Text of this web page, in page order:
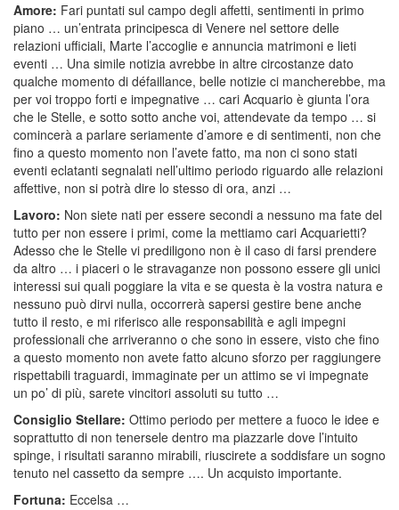
Amore: Fari puntati sul campo degli affetti, sentimenti in primo
piano … un’entrata principesca di Venere nel settore delle
relazioni ufficiali, Marte l’accoglie e annuncia matrimoni e lieti
eventi … Una simile notizia avrebbe in altre circostanze dato
qualche momento di défaillance, belle notizie ci mancherebbe, ma
per voi troppo forti e impegnative … cari Acquario è giunta l’ora
che le Stelle, e sotto sotto anche voi, attendevate da tempo … si
comincerà a parlare seriamente d’amore e di sentimenti, non che
fino a questo momento non l’avete fatto, ma non ci sono stati
eventi eclatanti segnalati nell’ultimo periodo riguardo alle relazioni
affettive, non si potrà dire lo stesso di ora, anzi …
Lavoro: Non siete nati per essere secondi a nessuno ma fate del
tutto per non essere i primi, come la mettiamo cari Acquarietti?
Adesso che le Stelle vi prediligono non è il caso di farsi prendere
da altro … i piaceri o le stravaganze non possono essere gli unici
interessi sui quali poggiare la vita e se questa è la vostra natura e
nessuno può dirvi nulla, occorrerà sapersi gestire bene anche
tutto il resto, e mi riferisco alle responsabilità e agli impegni
professionali che arriveranno o che sono in essere, visto che fino
a questo momento non avete fatto alcuno sforzo per raggiungere
rispettabili traguardi, immaginate per un attimo se vi impegnate
un po’ di più, sarete vincitori assoluti su tutto …
Consiglio Stellare: Ottimo periodo per mettere a fuoco le idee e
soprattutto di non tenersele dentro ma piazzarle dove l’intuito
spinge, i risultati saranno mirabili, riuscirete a soddisfare un sogno
tenuto nel cassetto da sempre …. Un acquisto importante.
Fortuna: Eccelsa …